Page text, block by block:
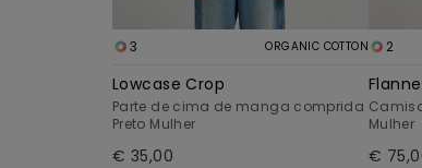
3 ORGANIC COTTON
Lowcase Crop
Parte de cima de manga comprida
Preto Mulher
€ 35,00
2
Mulher
€